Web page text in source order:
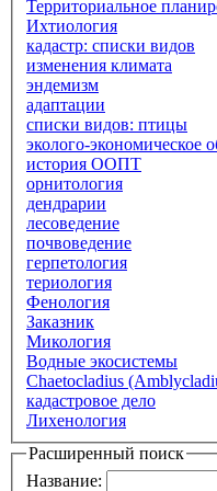
Территориальное
Ихтиология
кадастр: списки видов
изменения климата
эндемизм
адаптации
списки видов: птицы
эколого-экономическое
история ООПТ
орнитология
дендрарии
лесоведение
почвоведение
герпетология
териология
Фенология
Заказник
Микология
Водные экосистемы
Chaetocladius
кадастровое дело
Лихенология
Расширенный поиск
Название: